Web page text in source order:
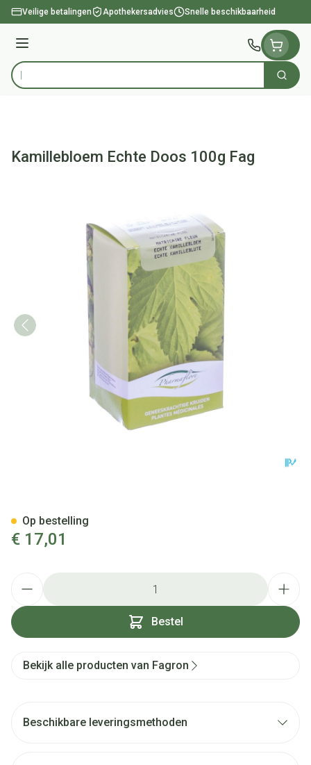
Ga naar de inhoud
Veilige betalingen Apothekersadvies Snelle beschikbaarheid
Menu
Product, merk, categorie... Zoek
Kamillebloem Echte Doos 100g Fag
€ 17,01
Bestel
Op bestelling
Bekijk alle producten van Fagron
Beschikbare leveringsmethoden